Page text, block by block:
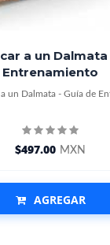
a un Dalmata
Entrenamiento
un Dalmata - Guía de
$497.00 MXN
AGREGAR